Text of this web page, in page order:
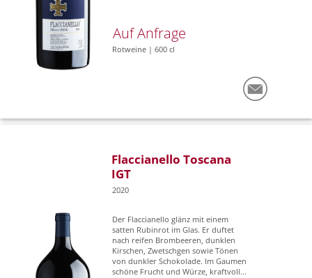
Auf Anfrage
Rotweine | 600 cl
Flaccianello Toscana
IGT
2020
Der Flaccianello glänz mit einem
satten Rubinrot im Glas. Er duftet
nach reifen Brombeeren, dunklen
Kirschen, Zwetschgen sowie Tönen
von dunkler Schokolade. Im Gaumen
schöne Frucht und Würze, kraftvoll...